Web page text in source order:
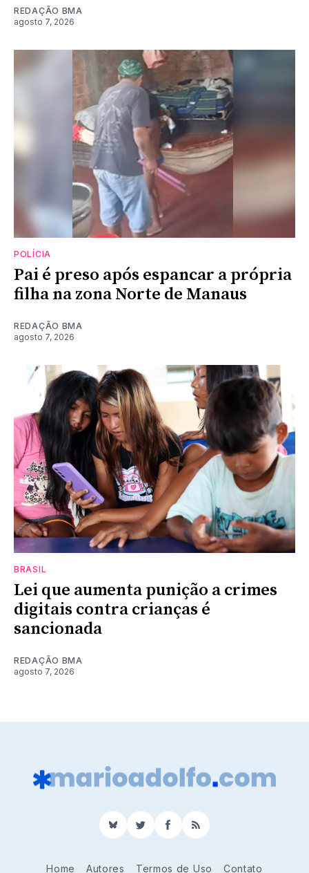
REDAÇÃO BMA
agosto 7, 2026
POLÍCIA
Pai é preso após espancar a própria
filha na zona Norte de Manaus
REDAÇÃO BMA
agosto 7, 2026
BRASIL
Lei que aumenta punição a crimes
digitais contra crianças é
sancionada
REDAÇÃO BMA
agosto 7, 2026
BlueSkyTwitterFacebook
RSS
Home Autores Termos de Uso Contato